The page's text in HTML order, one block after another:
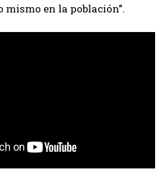
en la población”.